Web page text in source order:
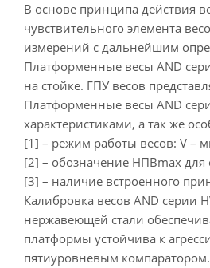
В основе принципа действия
чувствительного элемента
измерений с дальнейшим
Платформенные весы AND
на стойке. ГПУ весов
Платформенные весы AND
характеристиками, а так же
[1] – режим работы весов: V –
[2] – обозначение НПВmax
[3] – наличие встроенного
Калибровка весов AND серии
нержавеющей стали
платформы устойчива к
пятиуровневым компаратором.